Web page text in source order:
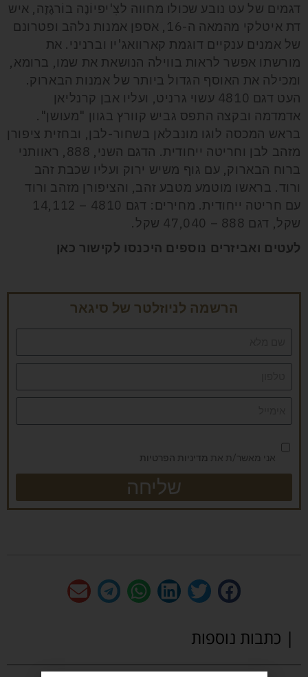
דגמים של עט נובע שכולו מחווה לצִ'יפיוֹנֶה בוֹרגֶזֶה, איש
דת איטלקי מהמאה ה-16, אספן אמנות נלהב ופטרונם
של אמנים ענקיים דוגמת קארוואג'יו וברניני. את
מורשתו אפשר לראות בווילה הנושאת את שמו, ברומא,
ומכילה את האוסף הגדול ביותר של אמנות הבארוק.
העט דגם 4810 עשוי גרניט, ועליו אבן קרנליאן
אדמדמה ובקצה התפס גביש קוורץ בגוון "מעושן".
בראש המכסה לוגו מונבלאן בשחור-לבן, ובחזית ציפורן
מזהב לבן וחריטה ייחודית. הדגם השני, 888, ראוותני
ברוח הבארוק, עם גוף משיש ירוק ועליו שכבת זהב
ורוד. בראשו מוטמע מטבע זהב, והציפורן מזהב ורוד
עם חריטה ייחודית. מחירים: דגם 4810 – 14,112
שקל, דגם 888 – 47,040 שקל.
לעטים ואביזרים נוספים היכנסו לקישור כאן
הרשמה לניוזלטר של סיגאר
אני מאשר/ת את מדיניות הפרטיות
שליחה
| כתבות נוספות